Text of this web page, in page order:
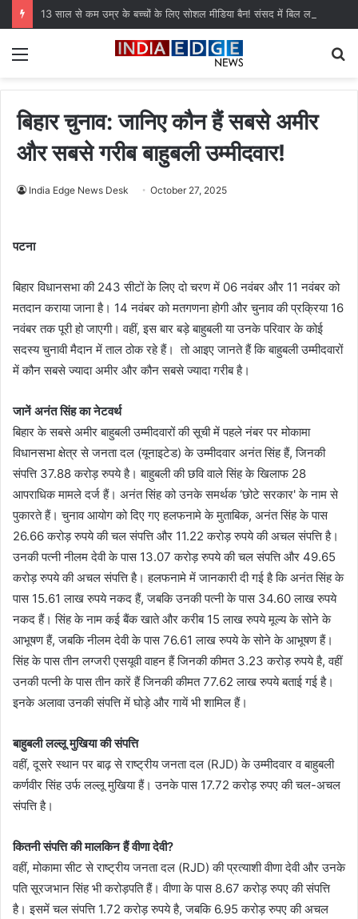
Menu
बिहार चुनाव: जानिए कौन हैं सबसे अमीर
और सबसे गरीब बाहुबली उम्मीदवार!
India Edge News Desk October 27, 2025
पटना
बिहार विधानसभा की 243 सीटों के लिए दो चरण में 06 नवंबर और 11 नवंबर को
मतदान कराया जाना है। 14 नवंबर को मतगणना होगी और चुनाव की प्रक्रिया 16
नवंबर तक पूरी हो जाएगी। वहीं, इस बार बड़े बाहुबली या उनके परिवार के कोई
सदस्य चुनावी मैदान में ताल ठोक रहे हैं। तो आइए जानते हैं कि बाहुबली उम्मीदवारों
में कौन सबसे ज्यादा अमीर और कौन सबसे ज्यादा गरीब है।
जानें अनंत सिंह का नेटवर्थ
बिहार के सबसे अमीर बाहुबली उम्मीदवारों की सूची में पहले नंबर पर मोकामा
विधानसभा क्षेत्र से जनता दल (यूनाइटेड) के उम्मीदवार अनंत सिंह हैं, जिनकी
संपत्ति 37.88 करोड़ रुपये है। बाहुबली की छवि वाले सिंह के खिलाफ 28
आपराधिक मामले दर्ज हैं। अनंत सिंह को उनके समर्थक ‘छोटे सरकार' के नाम से
पुकारते हैं। चुनाव आयोग को दिए गए हलफनामे के मुताबिक, अनंत सिंह के पास
26.66 करोड़ रुपये की चल संपत्ति और 11.22 करोड़ रुपये की अचल संपत्ति है।
उनकी पत्नी नीलम देवी के पास 13.07 करोड़ रुपये की चल संपत्ति और 49.65
करोड़ रुपये की अचल संपत्ति है। हलफनामे में जानकारी दी गई है कि अनंत सिंह के
पास 15.61 लाख रुपये नकद हैं, जबकि उनकी पत्नी के पास 34.60 लाख रुपये
नकद हैं। सिंह के नाम कई बैंक खाते और करीब 15 लाख रुपये मूल्य के सोने के
आभूषण हैं, जबकि नीलम देवी के पास 76.61 लाख रुपये के सोने के आभूषण हैं।
सिंह के पास तीन लग्जरी एसयूवी वाहन हैं जिनकी कीमत 3.23 करोड़ रुपये है, वहीं
उनकी पत्नी के पास तीन कारें हैं जिनकी कीमत 77.62 लाख रुपये बताई गई है।
इनके अलावा उनकी संपत्ति में घोड़े और गायें भी शामिल हैं।
बाहुबली लल्लू मुखिया की संपत्ति
वहीं, दूसरे स्थान पर बाढ़ से राष्ट्रीय जनता दल (RJD) के उम्मीदवार व बाहुबली
कर्णवीर सिंह उर्फ लल्लू मुखिया हैं। उनके पास 17.72 करोड़ रुपए की चल-अचल
संपत्ति है।
कितनी संपत्ति की मालकिन हैं वीणा देवी?
वहीं, मोकामा सीट से राष्ट्रीय जनता दल (RJD) की प्रत्याशी वीणा देवी और उनके
पति सूरजभान सिंह भी करोड़पति हैं। वीणा के पास 8.67 करोड़ रुपए की संपत्ति
है। इसमें चल संपत्ति 1.72 करोड़ रुपये है, जबकि 6.95 करोड़ रुपए की अचल